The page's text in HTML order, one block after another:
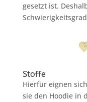
gesetzt ist.
Stoffe
Hierfür eignen
sie den Hoodie in